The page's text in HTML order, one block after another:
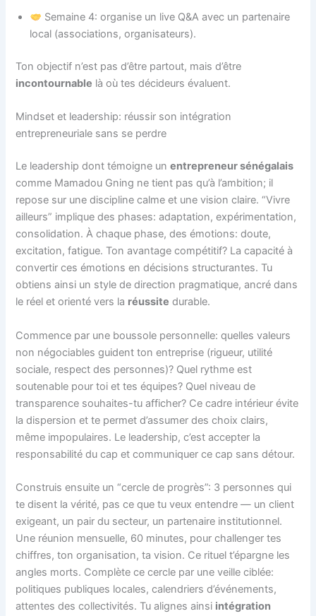
Semaine 4: organise un live Q&A avec un partenaire
local (associations, organisateurs).
Ton objectif n’est pas d’être partout, mais d’être
incontournable là où tes décideurs évaluent.
Mindset et leadership: réussir son intégration
entrepreneuriale sans se perdre
Le leadership dont témoigne unentrepreneur sénégalais
comme Mamadou Gning ne tient pas qu’à l’ambition; il
repose sur une discipline calme et une vision claire. “Vivre
ailleurs” implique des phases: adaptation, expérimentation,
consolidation. À chaque phase, des émotions: doute,
excitation, fatigue. Ton avantage compétitif? La capacité à
convertir ces émotions en décisions structurantes. Tu
obtiens ainsi un style de direction pragmatique, ancré dans
le réel et orienté vers la réussite durable.
Commence par une boussole personnelle: quelles valeurs
non négociables guident ton entreprise (rigueur, utilité
sociale, respect des personnes)? Quel rythme est
soutenable pour toi et tes équipes? Quel niveau de
transparence souhaites-tu afficher? Ce cadre intérieur évite
la dispersion et te permet d’assumer des choix clairs,
même impopulaires. Le leadership, c’est accepter la
responsabilité du cap et communiquer ce cap sans détour.
Construis ensuite un “cercle de progrès”: 3 personnes qui
te disent la vérité, pas ce que tu veux entendre — un client
exigeant, un pair du secteur, un partenaire institutionnel.
Une réunion mensuelle, 60 minutes, pour challenger tes
chiffres, ton organisation, ta vision. Ce rituel t’épargne les
angles morts. Complète ce cercle par une veille ciblée:
politiques publiques locales, calendriers d’événements,
attentes des collectivités. Tu alignes ainsi intégration